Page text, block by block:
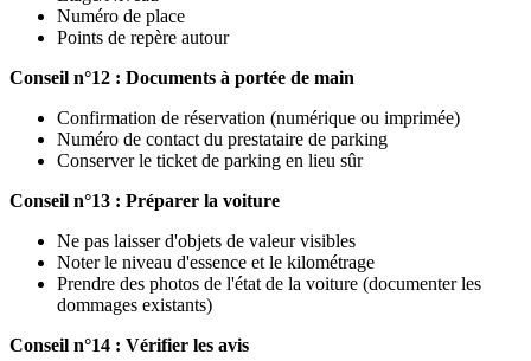
Numéro de place
Points de repère autour
Conseil n°12 : Documents à portée de main
Confirmation de réservation (numérique ou imprimée)
Numéro de contact du prestataire de parking
Conserver le ticket de parking en lieu sûr
Conseil n°13 : Préparer la voiture
Ne pas laisser d'objets de valeur visibles
Noter le niveau d'essence et le kilométrage
Prendre des photos de l'état de la voiture (documenter les
dommages existants)
Conseil n°14 : Vérifier les avis